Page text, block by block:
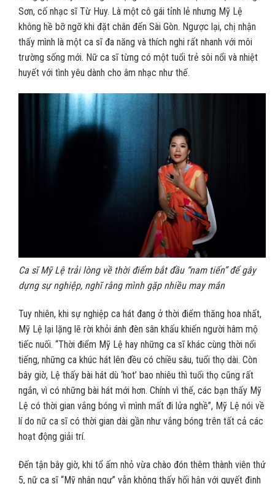
Sơn, cố nhạc sĩ Từ Huy. Là một cô gái tỉnh lẻ nhưng Mỹ Lệ
không hề bỡ ngỡ khi đặt chân đến Sài Gòn. Ngược lại, chị nhận
thấy mình là một ca sĩ đa năng và thích nghi rất nhanh với môi
trường sống mới. Nữ ca sĩ từng có một tuổi trẻ sôi nổi và nhiệt
huyết với tình yêu dành cho âm nhạc như thế.
Ca sĩ Mỹ Lệ trải lòng về thời điểm bắt đầu “nam tiến” để gây
dựng sự nghiệp, nghĩ rằng mình gặp nhiều may mắn
Tuy nhiên, khi sự nghiệp ca hát đang ở thời điểm thăng hoa nhất,
Mỹ Lệ lại lặng lẽ rời khỏi ánh đèn sân khấu khiến người hâm mộ
tiếc nuối. “Thời điểm Mỹ Lệ hay những ca sĩ khác cùng thời nổi
tiếng, những ca khúc hát lên đều có chiều sâu, tuổi thọ dài. Còn
bây giờ, Lệ thấy bài hát dù ‘hot’ bao nhiêu thì tuổi thọ cũng rất
ngắn, vì có những bài hát mới hơn. Chính vì thế, các bạn thấy Mỹ
Lệ có thời gian vắng bóng vì mình mất đi lửa nghề”, Mỹ Lệ nói về
lí do nữ ca sĩ có thời gian dài gần như vắng bóng trên tất cả các
hoạt động giải trí.
Đến tận bây giờ, khi tổ ấm nhỏ vừa chào đón thêm thành viên thứ
5, nữ ca sĩ “Mỹ nhân ngư” vẫn không thấy hối hận với quyết định